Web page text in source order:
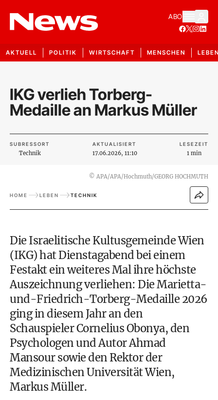
ABO
AKTUELL POLITIK WIRTSCHAFT MENSCHEN
IKG verlieh Torberg-
Medaille an Markus Müller
SUBRESSORT
Technik
AKTUALISIERT
17.06.2026, 11:10
LESEZEIT
1 min
© APA/APA/Hochmuth/GEORG HOCHMUTH
HOME LEBEN TECHNIK
Die Israelitische Kultusgemeinde Wien
(IKG) hat Dienstagabend bei einem
Festakt ein weiteres Mal ihre höchste
Auszeichnung verliehen: Die Marietta-
und-Friedrich-Torberg-Medaille 2026
ging in diesem Jahr an den
Schauspieler Cornelius Obonya, den
Psychologen und Autor Ahmad
Mansour sowie den Rektor der
Medizinischen Universität Wien,
Markus Müller.